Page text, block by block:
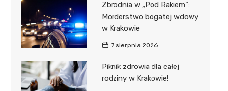
Zbrodnia w „Pod Rakiem”:
Morderstwo bogatej wdowy
w Krakowie
7 sierpnia 2026
Piknik zdrowia dla całej
rodziny w Krakowie!